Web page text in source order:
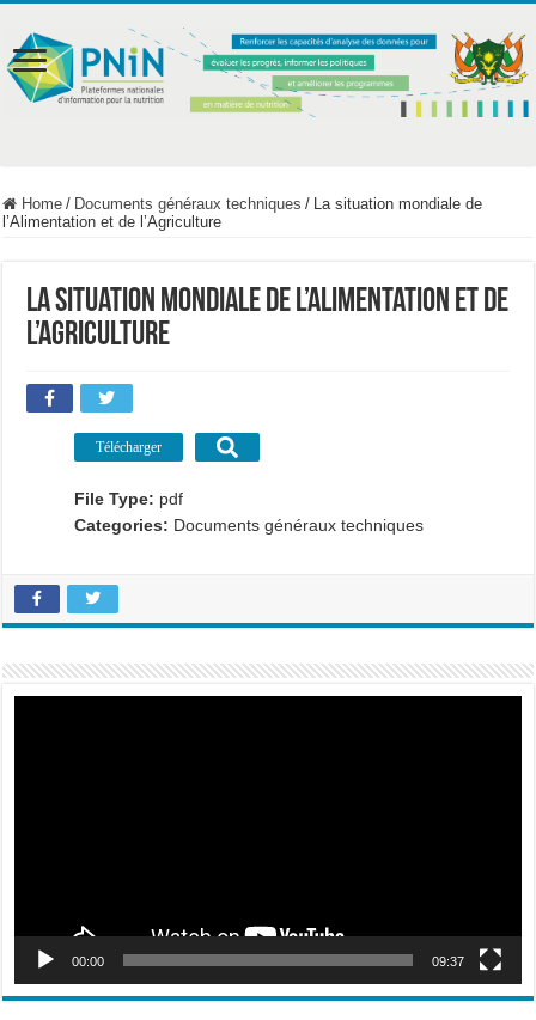
Home / Documents généraux techniques / La situation mondiale de
l’Alimentation et de l’Agriculture
La situation mondiale de l’Alimentation et de
l’Agriculture
Télécharger
File Type: pdf
Categories: Documents généraux techniques
00:00 09:37